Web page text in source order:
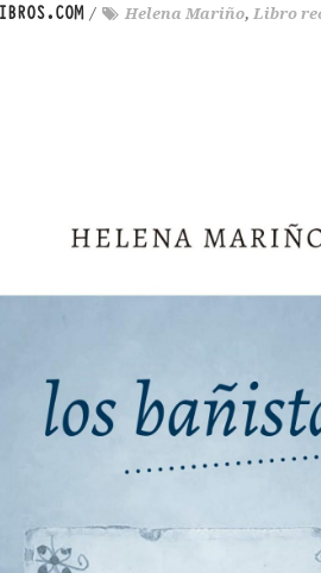
/ Helena Mariño, Libro